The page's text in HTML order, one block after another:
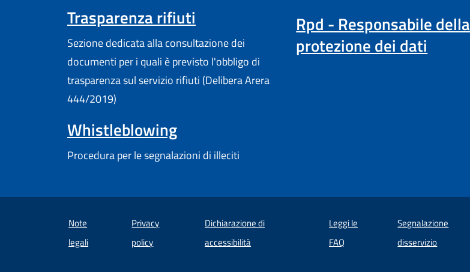
Trasparenza rifiuti
Sezione dedicata alla consultazione dei
documenti per i quali è previsto l'obbligo di
trasparenza sul servizio rifiuti (Delibera Arera
444/2019)
Whistleblowing
Procedura per le segnalazioni di illeciti
Rpd - Responsabile della
protezione dei dati
Note
legali
Privacy
policy
Dichiarazione di
accessibilità (apre in un'altra scheda).
Leggi le
FAQ
Segnalazione
disservizio